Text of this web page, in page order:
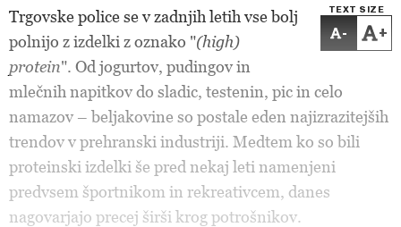
TEXT SIZE
- +
Trgovske police se v zadnjih letih vse bolj
polnijo z izdelki z oznako "(high)
protein". Od jogurtov, pudingov in
mlečnih napitkov do sladic, testenin, pic in celo
namazov – beljakovine so postale eden najizrazitejših
trendov v prehranski industriji. Medtem ko so bili
proteinski izdelki še pred nekaj leti namenjeni
predvsem športnikom in rekreativcem, danes
nagovarjajo precej širši krog potrošnikov.